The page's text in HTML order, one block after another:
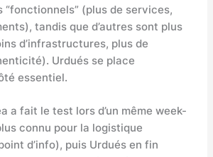
“fonctionnels” (plus de services,
tandis que d’autres sont plus
d’infrastructures, plus de
Urdués se place
essentiel.
a fait le test lors d’un même week-
connu pour la logistique
d’info), puis Urdués en fin